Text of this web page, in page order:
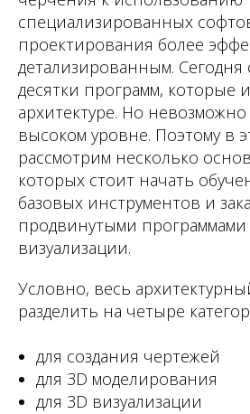
специализированных
проектирования более
детализированным. Сегодня
десятки программ, которые
архитектуре. Но
высоком уровне. Поэтому в
рассмотрим несколько
которых стоит начать
базовых инструментов и
продвинутыми программами
визуализации.
Условно, весь
разделить на четыре
для создания чертежей
для 3D моделирования
для 3D визуализации